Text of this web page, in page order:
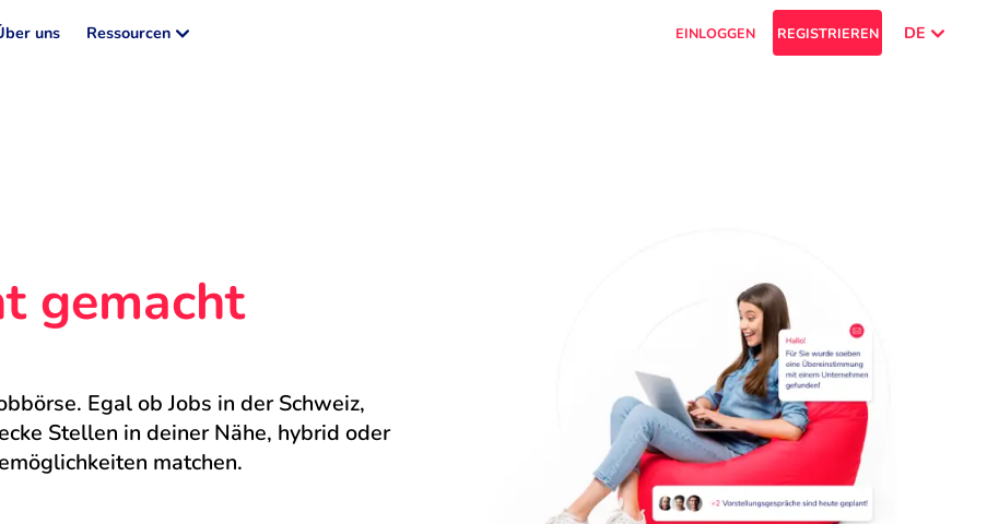
uns Ressourcen EINLOGGEN REGISTRIEREN DE
gemacht
Egal ob Jobs in der Schweiz,
Stellen in deiner Nähe, hybrid oder
matchen.